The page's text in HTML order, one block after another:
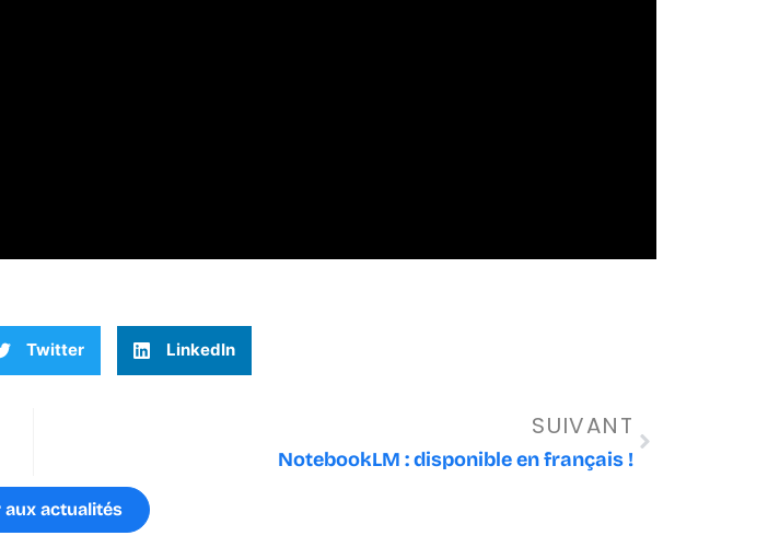
Twitter LinkedIn
SUIVANT
NotebookLM : disponible en français !
aux actualités